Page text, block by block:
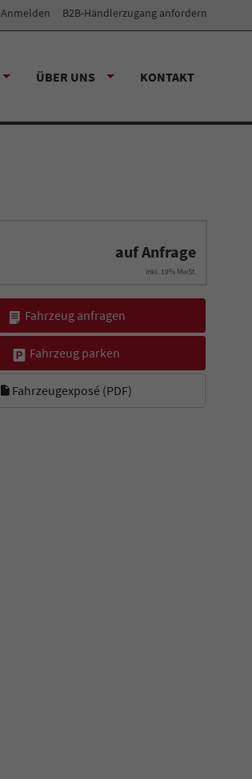
Anmelden B2B-Händlerzugang anfordern
ÜBER UNS KONTAKT
auf Anfrage
inkl. 19% MwSt.
Fahrzeug anfragen
Fahrzeug parken
Fahrzeugexposé (PDF)